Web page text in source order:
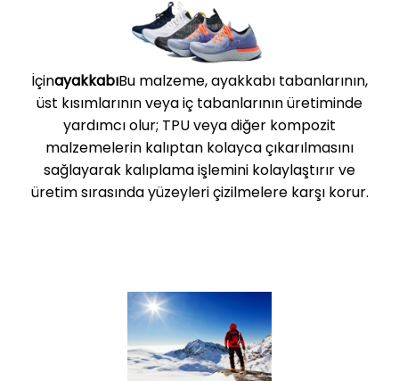
İçinayakkabıBu malzeme, ayakkabı tabanlarının,
üst kısımlarının veya iç tabanlarının üretiminde
yardımcı olur; TPU veya diğer kompozit
malzemelerin kalıptan kolayca çıkarılmasını
sağlayarak kalıplama işlemini kolaylaştırır ve
üretim sırasında yüzeyleri çizilmelere karşı korur.